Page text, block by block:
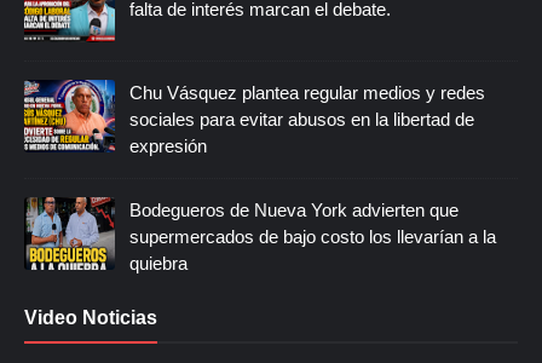
falta de interés marcan el debate.
Chu Vásquez plantea regular medios y redes
sociales para evitar abusos en la libertad de
expresión
Bodegueros de Nueva York advierten que
supermercados de bajo costo los llevarían a la
quiebra
Video Noticias